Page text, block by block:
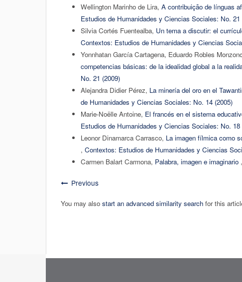
Wellington Marinho de Lira, A contribuição de línguas
Estudios de Humanidades y Ciencias Sociales: No. 21
Silvia Cortés Fuentealba, Un tema a discutir: el
Contextos: Estudios de Humanidades y Ciencias
Yonnhatan García Cartagena, Eduardo Robles
competencias básicas: de la idealidad global a la
No. 21 (2009)
Alejandra Didier Pérez, La minería del oro en el
de Humanidades y Ciencias Sociales: No. 14 (2005)
Marie-Noëlle Antoine, El francés en el sistema
Estudios de Humanidades y Ciencias Sociales: No. 18
Leonor Dinamarca Carrasco, La imagen fílmica como
, Contextos: Estudios de Humanidades y Ciencias
Carmen Balart Carmona, Palabra, imagen e imaginario ,
Previous
You may also start an advanced similarity search for this